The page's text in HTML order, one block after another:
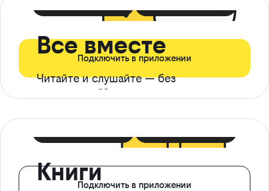
Все вместе
Читайте и слушайте — без
ограничений*
Подключить в приложении
КнигиПодключить в приложении